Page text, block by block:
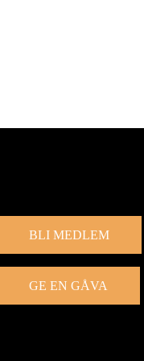
BLI MEDLEM
GE EN GÅVA